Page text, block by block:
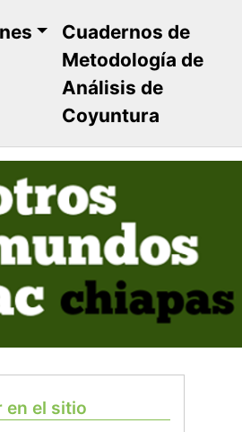
Cuadernos de
Metodología de
Análisis de
Coyuntura
en el sitio